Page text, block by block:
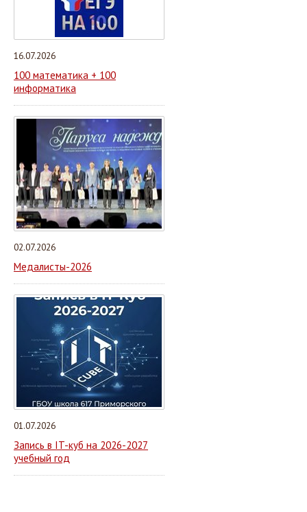
16.07.2026
100 математика + 100
информатика
02.07.2026
Медалисты-2026
01.07.2026
Запись в IT-куб на 2026-2027
учебный год